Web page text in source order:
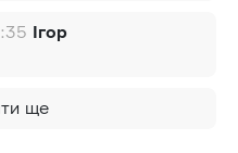
Ігор
ще